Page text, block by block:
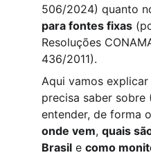
506/2024) quanto
para fontes fixas
Resoluções
436/2011).
Aqui vamos
precisa saber sobre
entender, de forma
onde vem, quais
Brasil e como